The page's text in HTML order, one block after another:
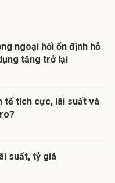
ngoại hối ổn định hỗ
tăng trở lại
tế tích cực, lãi suất và
suất, tỷ giá